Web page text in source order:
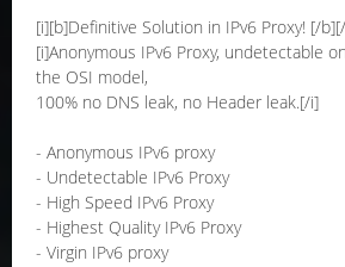
[i][b]Definitive Solution in IPv6 Proxy! [/
[i]Anonymous IPv6 Proxy, undetectable
the OSI model,
100% no DNS leak, no Header leak.[/i]
- Anonymous IPv6 proxy
- Undetectable IPv6 Proxy
- High Speed IPv6 Proxy
- Highest Quality IPv6 Proxy
- Virgin IPv6 proxy